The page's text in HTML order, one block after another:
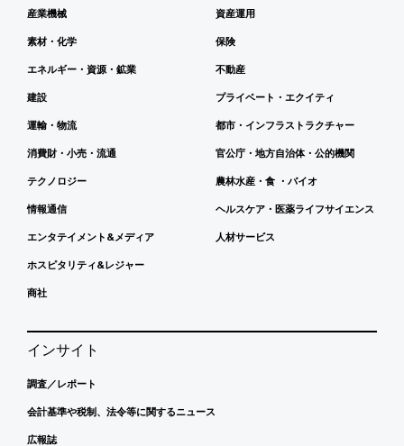
産業機械
素材・化学
エネルギー・資源・鉱業
建設
運輸・物流
消費財・小売・流通
テクノロジー
情報通信
エンタテイメント&メディア
ホスピタリティ&レジャー
商社
資産運用
保険
不動産
プライベート・エクイティ
都市・インフラストラクチャー
官公庁・地方自治体・公的機関
農林水産・食 ・バイオ
ヘルスケア・医薬ライフサイエンス
人材サービス
インサイト
調査／レポート
会計基準や税制、法令等に関するニュース
広報誌